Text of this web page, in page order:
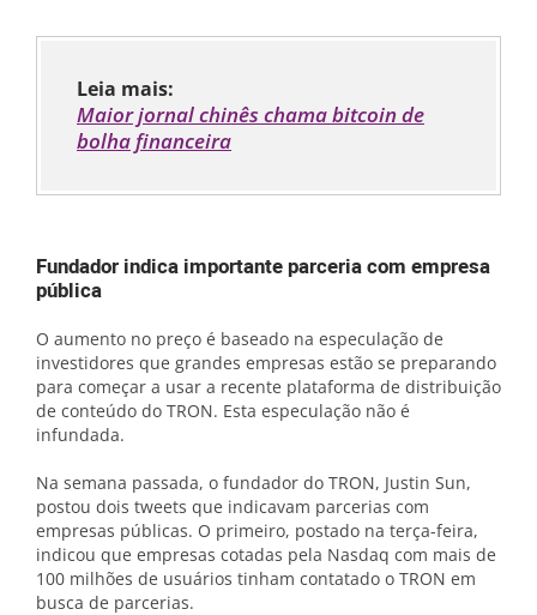
Leia mais:
Maior jornal chinês chama bitcoin de
bolha financeira
Fundador indica importante parceria com empresa
pública
O aumento no preço é baseado na especulação de
investidores que grandes empresas estão se preparando
para começar a usar a recente plataforma de distribuição
de conteúdo do TRON. Esta especulação não é
infundada.
Na semana passada, o fundador do TRON, Justin Sun,
postou dois tweets que indicavam parcerias com
empresas públicas. O primeiro, postado na terça-feira,
indicou que empresas cotadas pela Nasdaq com mais de
100 milhões de usuários tinham contatado o TRON em
busca de parcerias.